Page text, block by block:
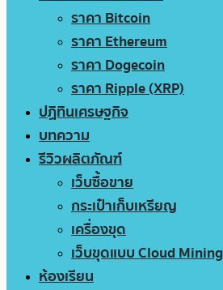
ราคา Bitcoin
ราคา Ethereum
ราคา Dogecoin
ราคา Ripple (XRP)
ปฏิทินเศรษฐกิจ
บทความ
รีวิวผลิตภัณฑ์
เว็บซื้อขาย
กระเป๋าเก็บเหรียญ
เครื่องขุด
เว็บขุดแบบ Cloud Mining
ห้องเรียน